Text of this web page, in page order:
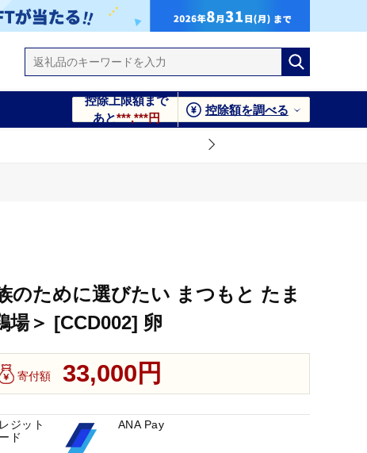
控除上限額まで
あと***,***円
控除額を調べる
のために選びたい まつもと たま
場＞ [CCD002] 卵
寄付額 33,000円
ジット
ド
ANA Pay